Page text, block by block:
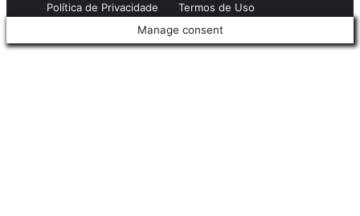
Política de Privacidade
Termos de Uso
Manage consent